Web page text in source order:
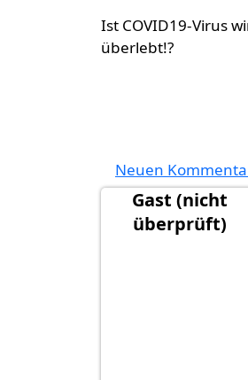
Ist COVID19-Virus
überlebt!?
Neuen
Gast (nicht
überprüft)